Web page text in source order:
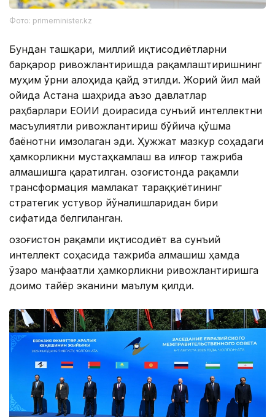
Фото: primeminister.kz
Бундан ташқари, миллий иқтисодиётларни
барқарор ривожлантиришда рақамлаштиришнинг
муҳим ўрни алоҳида қайд этилди. Жорий йил май
ойида Астана шаҳрида аъзо давлатлар
раҳбарлари ЕОИИ доирасида сунъий интеллектни
масъулиятли ривожлантириш бўйича қўшма
баёнотни имзолаган эди. Ҳужжат мазкур соҳадаги
ҳамкорликни мустаҳкамлаш ва илғор тажриба
алмашишга қаратилган. Қозоғистонда рақамли
трансформация мамлакат тараққиётининг
стратегик устувор йўналишларидан бири
сифатида белгиланган.
Қозоғистон рақамли иқтисодиёт ва сунъий
интеллект соҳасида тажриба алмашиш ҳамда
ўзаро манфаатли ҳамкорликни ривожлантиришга
доимо тайёр эканини маълум қилди.